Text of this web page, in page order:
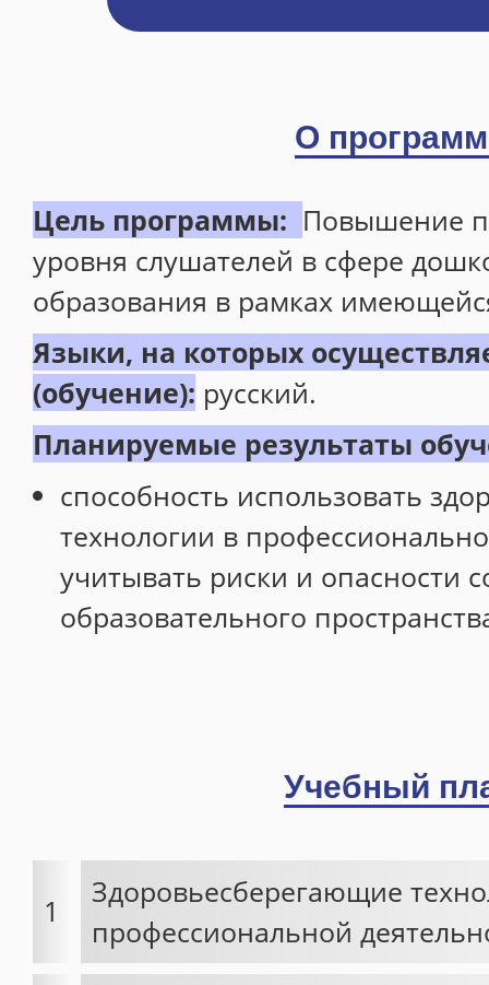
Профессиональная переподготовка
Общеразвивающие программы
Центр иностранных языков
Foreign Languages for Engineering. Academic Writing
Расписание
Информация о готовности документов
Программа 4+
ИДПО Горизонт
Металлургия черных металлов
Специалист по закупкам
ДИСТАНЦИОННОЕ ОБУЧЕНИЕ
Портал дистанционного обучения
Инструкция
Галерея
География клиентов
КОНТАКТЫ
О
Цель программы: Повышение
уровня слушателей в сфере
образования в рамках
Языки, на которых
(обучение): русский.
Планируемые результаты
способность использовать
технологии в
учитывать риски и опасности
образовательного
Учебный
1
Здоровьесберегающие
профессиональной